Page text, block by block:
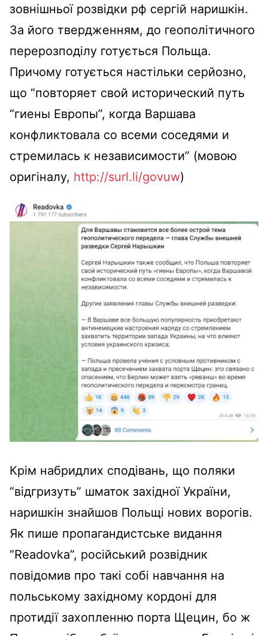
зовнішньої розвідки рф сергій наришкін.
За його твердженням, до геополітичного
перерозподілу готується Польща.
Причому готується настільки серйозно,
що “повторяет свой исторический путь
“гиены Европы”, когда Варшава
конфликтовала со всеми соседями и
стремилась к независимости” (мовою
оригіналу, http://surl.li/govuw)
Крім набридлих сподівань, що поляки
“відгризуть” шматок західної України,
наришкін знайшов Польщі нових ворогів.
Як пише пропагандистське видання
“Readovka”, російський розвідник
повідомив про такі собі навчання на
польському західному кордоні для
протидії захопленню порта Щецин, бо ж